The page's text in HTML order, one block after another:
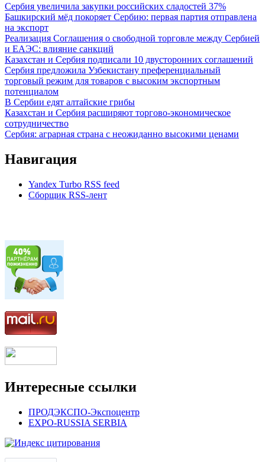
Сербия увеличила закупки российских сладостей 37%
Башкирский мёд покоряет Сербию: первая партия отправлена
на экспорт
Реализация Соглашения о свободной торговле между Сербией
и ЕАЭС: влияние санкций
Казахстан и Сербия подписали 10 двусторонних соглашений
Сербия предложила Узбекистану преференциальный
торговый режим для товаров с высоким экспортным
потенциалом
В Сербии едят алтайские грибы
Казахстан и Сербия расширяют торгово-экономическое
сотрудничество
Сербия: аграрная страна с неожиданно высокими ценами
Навигация
Yandex Turbo RSS feed
Сборщик RSS-лент
Интересные ссылки
ПРОДЭКСПО-Экспоцентр
EXPO-RUSSIA SERBIA